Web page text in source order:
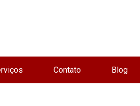
Contato Blog